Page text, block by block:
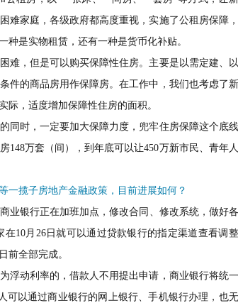
难家庭，各级政府都高度重视，实施了公租房保障
是实物租赁，还有一种是货币化补贴。
难，但是可以购买保障性住房。主要是以需定建、
件的商品房用作保障房。在工作中，我们也考虑了
，适度增加保障性住房的面积。
时，一定要加大保障力度，兜牢住房保障这个底线
万套（间），到年底可以让450万新市民、青年
一揽子房地产金融政策，目前进展如何？
业银行正在加班加点，修改合同、修改系统，做好
10月26日就可以通过贷款银行的指定渠道查看调
前全部完成。
浮动利率的，借款人不用提出申请，商业银行将统
可以通过商业银行的网上银行、手机银行办理，也